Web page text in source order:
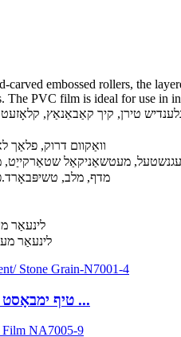
carved embossed rollers, the
The PVC film is ideal for use in
וואַקוום דרוק, פלאַך
מעטשאַניקאַל שטאַרקייַט,
מדף, מלב,
100
1000 לינעאַר
טיף ימבאָסט צעמענט / שטיין ...